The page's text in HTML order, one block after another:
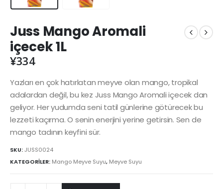
Juss Mango Aromali
içecek 1L
¥334
Yazları en çok hatırlatan meyve olan mango, tropikal
adalardan değil, bu kez Juss Mango Aromali içecek dan
geliyor. Her yudumda seni tatil günlerine götürecek bu
lezzeti kaçırma. O senin enerjini yerine getirsin. Sen de
mango tadının keyfini sür.
SKU:JUSS0024
KATEGORİLER: Mango Meyve Suyu, Meyve Suyu